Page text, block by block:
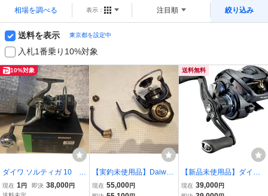
相場を調べる 表示： 注目順 絞り込み
送料を表示 東京都を設定中
入札1番乗り10%対象
10%対象
ダイワ ソルティガ 10 5
000番
現在 1円 即決 38,000円
【実釣未使用品】Daiwa
SLP WORKS 19 セルテ
ート LT 3000-XH SLPW
現在 55,000円
送料無料
【新品未使用品】ダイワ
(DAIWA) 21 スティーズ A
TW HLC 6.3R
現在 39,000円